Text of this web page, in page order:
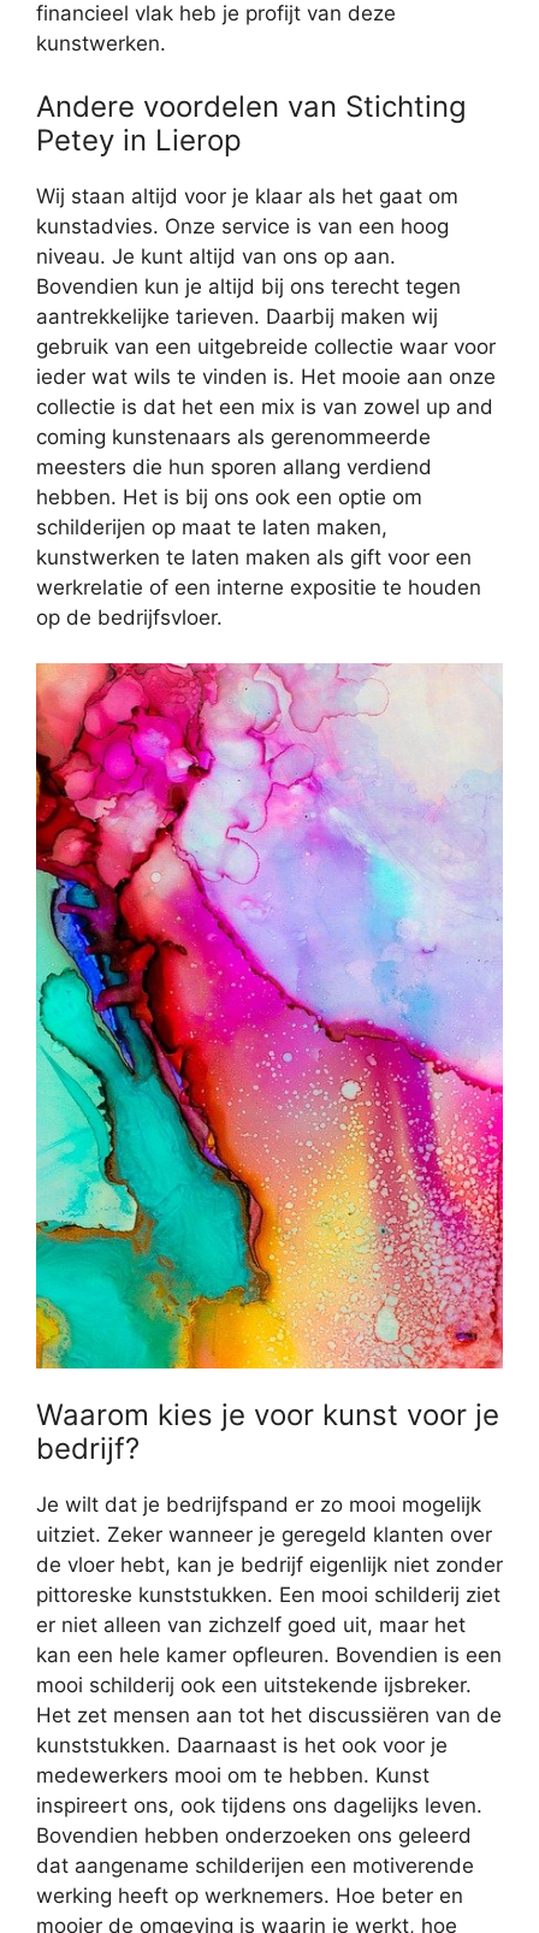
financieel vlak heb je profijt van deze
kunstwerken.
Andere voordelen van Stichting
Petey in Lierop
Wij staan altijd voor je klaar als het gaat om
kunstadvies. Onze service is van een hoog
niveau. Je kunt altijd van ons op aan.
Bovendien kun je altijd bij ons terecht tegen
aantrekkelijke tarieven. Daarbij maken wij
gebruik van een uitgebreide collectie waar voor
ieder wat wils te vinden is. Het mooie aan onze
collectie is dat het een mix is van zowel up and
coming kunstenaars als gerenommeerde
meesters die hun sporen allang verdiend
hebben. Het is bij ons ook een optie om
schilderijen op maat te laten maken,
kunstwerken te laten maken als gift voor een
werkrelatie of een interne expositie te houden
op de bedrijfsvloer.
Waarom kies je voor kunst voor je
bedrijf?
Je wilt dat je bedrijfspand er zo mooi mogelijk
uitziet. Zeker wanneer je geregeld klanten over
de vloer hebt, kan je bedrijf eigenlijk niet zonder
pittoreske kunststukken. Een mooi schilderij ziet
er niet alleen van zichzelf goed uit, maar het
kan een hele kamer opfleuren. Bovendien is een
mooi schilderij ook een uitstekende ijsbreker.
Het zet mensen aan tot het discussiëren van de
kunststukken. Daarnaast is het ook voor je
medewerkers mooi om te hebben. Kunst
inspireert ons, ook tijdens ons dagelijks leven.
Bovendien hebben onderzoeken ons geleerd
dat aangename schilderijen een motiverende
werking heeft op werknemers. Hoe beter en
mooier de omgeving is waarin je werkt, hoe